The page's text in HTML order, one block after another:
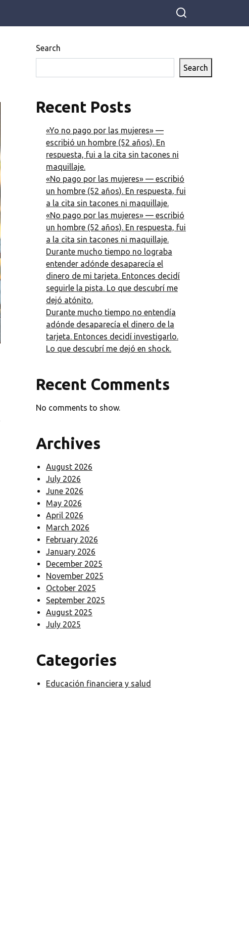
Search
Search
Recent Posts
«Yo no pago por las mujeres» —
escribió un hombre (52 años). En
respuesta, fui a la cita sin tacones ni
maquillaje.
«No pago por las mujeres» — escribió
un hombre (52 años). En respuesta, fui
a la cita sin tacones ni maquillaje.
«No pago por las mujeres» — escribió
un hombre (52 años). En respuesta, fui
a la cita sin tacones ni maquillaje.
Durante mucho tiempo no lograba
entender adónde desaparecía el
dinero de mi tarjeta. Entonces decidí
seguirle la pista. Lo que descubrí me
dejó atónito.
Durante mucho tiempo no entendía
adónde desaparecía el dinero de la
tarjeta. Entonces decidí investigarlo.
Lo que descubrí me dejó en shock.
Recent Comments
No comments to show.
Archives
August 2026
July 2026
June 2026
May 2026
April 2026
March 2026
February 2026
January 2026
December 2025
November 2025
October 2025
September 2025
August 2025
July 2025
Categories
Educación financiera y salud